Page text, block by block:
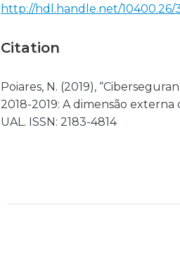
http://hdl.handle.net/10400.26/
Citation
Poiares, N. (2019),
2018-2019: A dimensão externa
UAL. ISSN: 2183-4814